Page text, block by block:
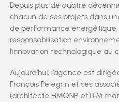
Depuis plus de quatre
chacun de ses projets dans
de performance énergétique,
responsabilisation
l’innovation technologique
Aujourd’hui, l’agence est
François Pelegrin et ses
(architecte HMONP et BIM